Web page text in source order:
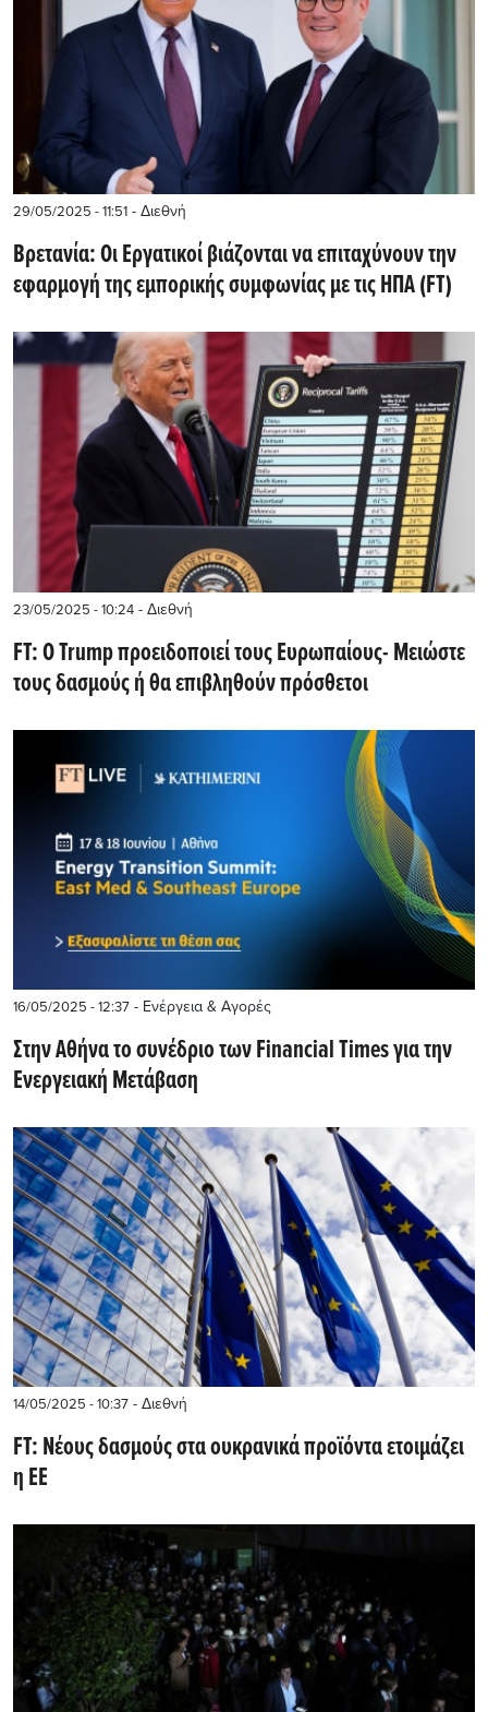
29/05/2025 - 11:51 - Διεθνή
Βρετανία: Οι Εργατικοί βιάζονται να επιταχύνουν την
εφαρμογή της εμπορικής συμφωνίας με τις ΗΠΑ (FT)
23/05/2025 - 10:24 - Διεθνή
FT: Ο Trump προειδοποιεί τους Ευρωπαίους- Μειώστε
τους δασμούς ή θα επιβληθούν πρόσθετοι
16/05/2025 - 12:37 - Ενέργεια & Αγορές
Στην Αθήνα το συνέδριο των Financial Times για την
Ενεργειακή Μετάβαση
14/05/2025 - 10:37 - Διεθνή
FT: Νέους δασμούς στα ουκρανικά προϊόντα ετοιμάζει
η ΕΕ